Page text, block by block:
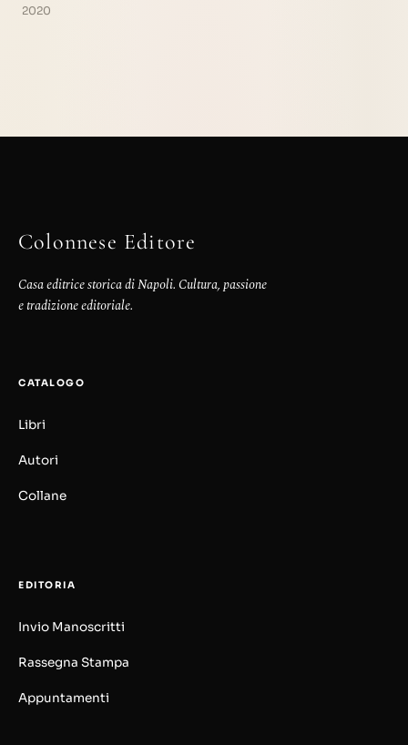
2020
Colonnese Editore
Casa editrice storica di Napoli. Cultura, passione
e tradizione editoriale.
CATALOGO
Libri
Autori
Collane
EDITORIA
Invio Manoscritti
Rassegna Stampa
Appuntamenti